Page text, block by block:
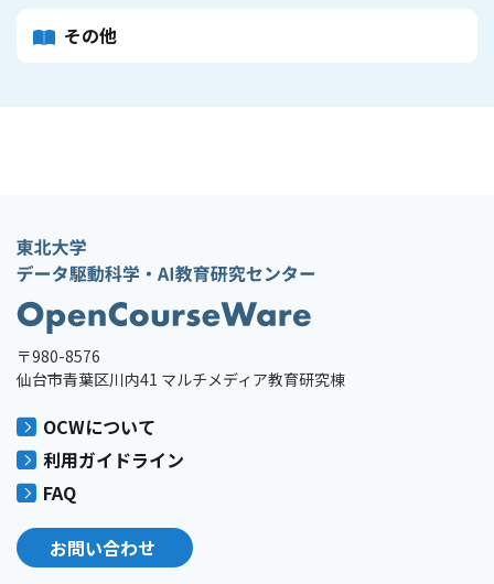
その他
〒980-8576
仙台市青葉区川内41 マルチメディア教育研究棟
OCWについて
利用ガイドライン
FAQ
お問い合わせ